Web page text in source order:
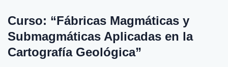
Curso: “Fábricas Magmáticas y
Submagmáticas Aplicadas en la
Cartografía Geológica”